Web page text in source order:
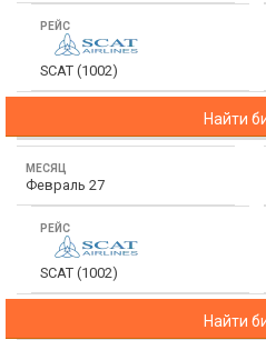
SCAT (1002)
Найти
Февраль 27
SCAT (1002)
Найти